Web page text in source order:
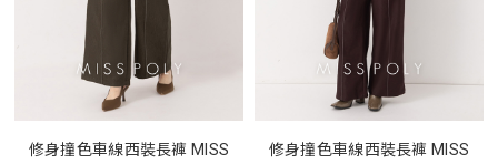
修身撞色車線西裝長褲 MISS
修身撞色車線西裝長褲 MISS